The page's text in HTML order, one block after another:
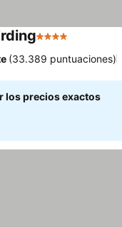
4 Estrellas
(33.389 puntuaciones)
los precios exactos